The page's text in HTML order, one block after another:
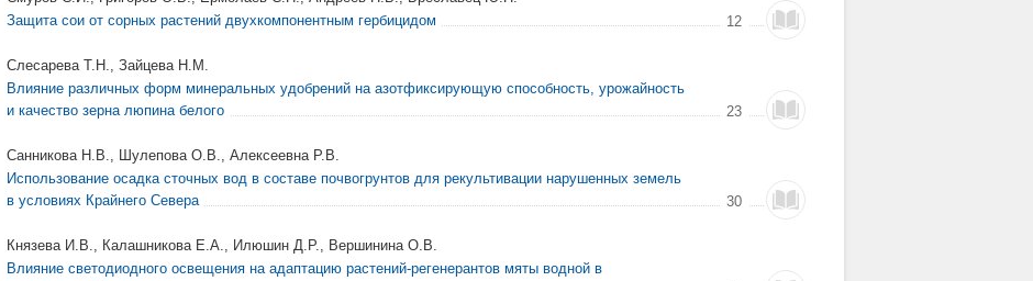
Защита сои от сорных растений двухкомпонентным гербицидом
12
Слесарева Т.Н., Зайцева Н.М.
Влияние различных форм минеральных удобрений на азотфиксирующую способность, урожайность
и качество зерна люпина белого
23
Санникова Н.В., Шулепова О.В., Алексеевна Р.В.
Использование осадка сточных вод в составе почвогрунтов для рекультивации нарушенных земель
в условиях Крайнего Севера
30
Князева И.В., Калашникова Е.А., Илюшин Д.Р., Вершинина О.В.
Влияние светодиодного освещения на адаптацию растений-регенерантов мяты водной в